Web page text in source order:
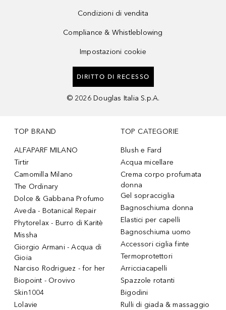
Condizioni di vendita
Compliance & Whistleblowing
Impostazioni cookie
DIRITTO DI RECESSO
© 2026 Douglas Italia S.p.A.
TOP BRAND
ALFAPARF MILANO
Tirtir
Camomilla Milano
The Ordinary
Dolce & Gabbana Profumo
Aveda - Botanical Repair
Phytorelax - Burro di Karitè
Missha
Giorgio Armani - Acqua di
Gioia
Narciso Rodriguez - for her
Biopoint - Orovivo
Skin1004
Lolavie
TOP CATEGORIE
Blush e Fard
Acqua micellare
Crema corpo profumata
donna
Gel sopracciglia
Bagnoschiuma donna
Elastici per capelli
Bagnoschiuma uomo
Accessori ciglia finte
Termoprotettori
Arricciacapelli
Spazzole rotanti
Bigodini
Rulli di giada & massaggio